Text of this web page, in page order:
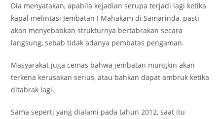
Dia menyatakan, apabila kejadian serupa terjadi lagi ketika
kapal melintasi Jembatan I Mahakam di Samarinda, pasti
akan menyebabkan strukturnya bertabrakan secara
langsung, sebab tidak adanya pembatas pengaman.
Masyarakat juga cemas bahwa jembatan mungkin akan
terkena kerusakan serius, atau bahkan dapat ambruk ketika
ditabrak lagi.
Sama seperti yang dialami pada tahun 2012, saat itu